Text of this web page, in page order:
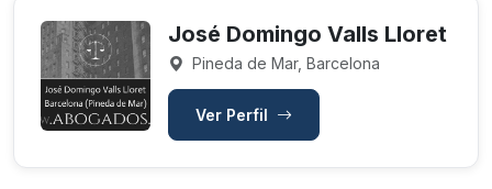
José Domingo Valls Lloret
Pineda de Mar, Barcelona
Ver Perfil